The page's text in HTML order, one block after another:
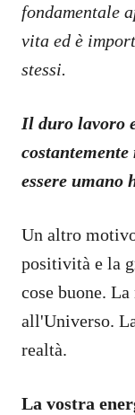
fondamentale
vita ed è
stessi.
Il duro lavoro
essere umano
Un altro
positività e la
cose buone.
all'Universo.
realtà.
La vostra